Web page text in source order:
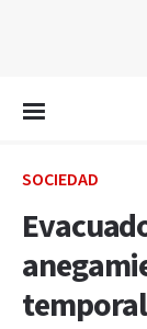
SOCIEDAD